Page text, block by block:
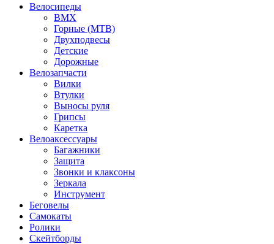
Велосипеды
BMX
Горные (MTB)
Двухподвесы
Детские
Дорожные
Велозапчасти
Вилки
Втулки
Выносы руля
Грипсы
Каретка
Велоаксессуары
Багажники
Защита
Звонки и клаксоны
Зеркала
Инструмент
Беговелы
Самокаты
Ролики
Скейтборды